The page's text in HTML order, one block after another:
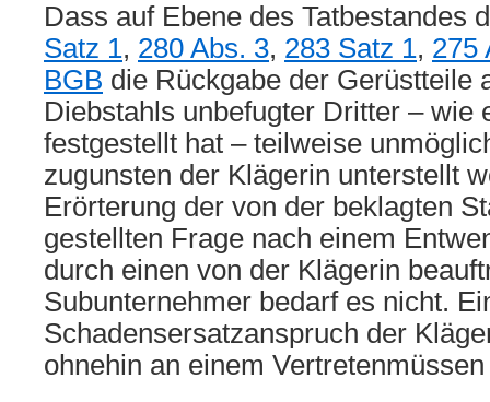
Dass auf Ebene des Tatbestandes
Satz 1, 280 Abs. 3, 283 Satz 1, 275
BGB die Rückgabe der Gerüstteile
Diebstahls unbefugter Dritter – wie
festgestellt hat – teilweise
zugunsten der Klägerin unterstellt
Erörterung der von der beklagten
gestellten Frage nach einem
durch einen von der Klägerin
Subunternehmer bedarf es nicht.
Schadensersatzanspruch der
ohnehin an einem